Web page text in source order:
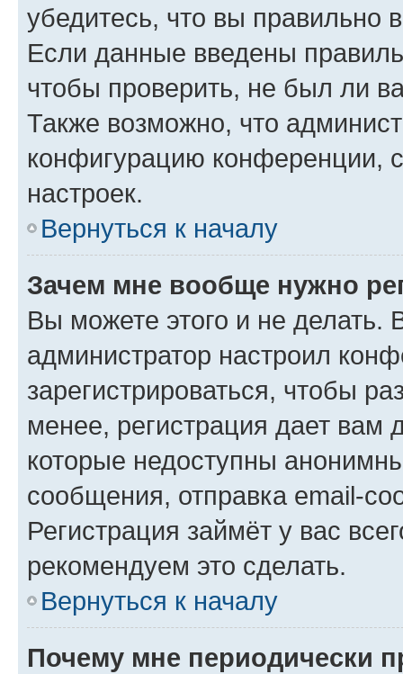
убедитесь, что вы правильно
Если данные введены
чтобы проверить, не был ли
Также возможно, что
конфигурацию конференции,
настроек.
Вернуться к началу
Зачем мне вообще нужно
Вы можете этого и не делать.
администратор настроил
зарегистрироваться, чтобы
менее, регистрация дает вам
которые недоступны
сообщения, отправка email-
Регистрация займёт у вас
рекомендуем это сделать.
Вернуться к началу
Почему мне периодически